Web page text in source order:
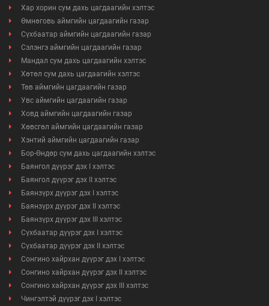
Хар хорин сум дахь цагдаагийн хэлтэс
Өмнөговь аймгийн цагдаагийн газар
Сүхбаатар аймгийн цагдаагийн газар
Сэлэнгэ аймгийн цагдаагийн газар
Мандал сум дахь цагдаагийн хэлтэс
Хөтөл сум дахь цагдаагийн хэлтэс
Төв аймгийн цагдаагийн газар
Увс аймгийн цагдаагийн газар
Ховд аймгийн цагдаагийн газар
Хөвсгөл аймгийн цагдаагийн газар
Хэнтий аймгийн цагдаагийн газар
Бор-Өндөр сум дахь цагдаагийн хэлтэс
Баянгол дүүрэг дэх I хэлтэс
Баянгол дүүрэг дэх II хэлтэс
Баянзүрх дүүрэг дэх I хэлтэс
Баянзүрх дүүрэг дэх II хэлтэс
Баянзүрх дүүрэг дэх III хэлтэс
Сүхбаатар дүүрэг дэх I хэлтэс
Сүхбаатар дүүрэг дэх II хэлтэс
Сонгино хайрхан дүүрэг дэх I хэлтэс
Сонгино хайрхан дүүрэг дэх II хэлтэс
Сонгино хайрхан дүүрэг дэх III хэлтэс
Чингэлтэй дүүрэг дэх I хэлтэс